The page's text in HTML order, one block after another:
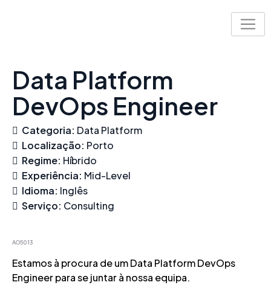
Data Platform
DevOps Engineer
Categoria: Data Platform
Localização: Porto
Regime: Híbrido
Experiência: Mid-Level
Idioma: Inglês
Serviço: Consulting
AO5013
Estamos à procura de um Data Platform DevOps
Engineer para se juntar à nossa equipa.